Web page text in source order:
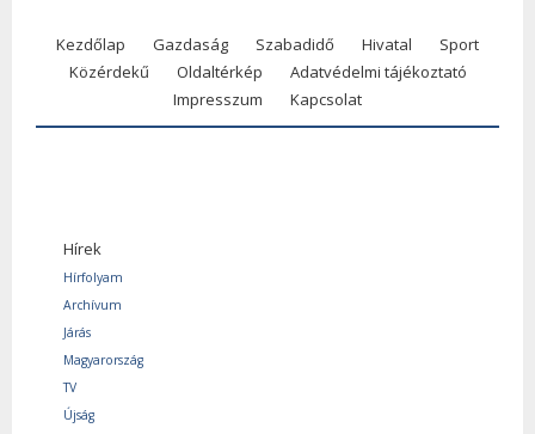
Kezdőlap Gazdaság Szabadidő Hivatal
Sport
Közérdekű
Oldaltérkép
Adatvédelmi tájékoztató
Impresszum
Kapcsolat
Hírek
Hírfolyam
Archívum
Járás
Magyarország
TV
Újság